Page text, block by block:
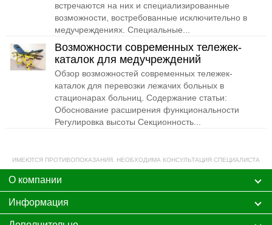
встречаются на них и специализированные
возможности, востребованные исключительно в
медучреждениях. Специальные...
Возможности современных тележек-
каталок для медучреждений
Обзор возможностей современных тележек-
каталок для перевозки лежачих больных в
стационарах больниц. Содержание статьи:
Обоснование расширения функциональности
Регулировка высоты Секционность...
ИМЕЮТСЯ ПРОТИВОПОКАЗАНИЯ. НЕОБХОДИМА КОНСУЛЬТАЦИЯ СПЕЦИАЛИСТА
О компании
Информация